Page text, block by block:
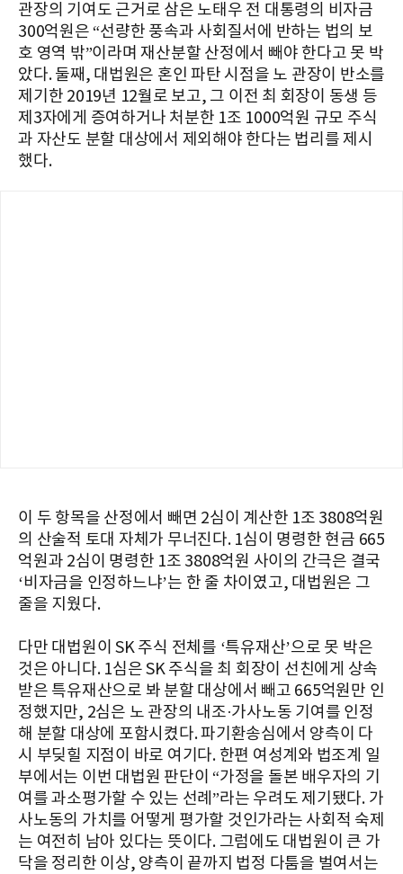
관장의 기여도 근거로 삼은 노태우 전 대통령의 비자금
300억원은 “선량한 풍속과 사회질서에 반하는 법의 보
호 영역 밖”이라며 재산분할 산정에서 빼야 한다고 못 박
았다. 둘째, 대법원은 혼인 파탄 시점을 노 관장이 반소를
제기한 2019년 12월로 보고, 그 이전 최 회장이 동생 등
제3자에게 증여하거나 처분한 1조 1000억원 규모 주식
과 자산도 분할 대상에서 제외해야 한다는 법리를 제시
했다.
이 두 항목을 산정에서 빼면 2심이 계산한 1조 3808억원
의 산술적 토대 자체가 무너진다. 1심이 명령한 현금 665
억원과 2심이 명령한 1조 3808억원 사이의 간극은 결국
‘비자금을 인정하느냐’는 한 줄 차이였고, 대법원은 그
줄을 지웠다.
다만 대법원이 SK 주식 전체를 ‘특유재산’으로 못 박은
것은 아니다. 1심은 SK 주식을 최 회장이 선친에게 상속
받은 특유재산으로 봐 분할 대상에서 빼고 665억원만 인
정했지만, 2심은 노 관장의 내조·가사노동 기여를 인정
해 분할 대상에 포함시켰다. 파기환송심에서 양측이 다
시 부딪힐 지점이 바로 여기다. 한편 여성계와 법조계 일
부에서는 이번 대법원 판단이 “가정을 돌본 배우자의 기
여를 과소평가할 수 있는 선례”라는 우려도 제기됐다. 가
사노동의 가치를 어떻게 평가할 것인가라는 사회적 숙제
는 여전히 남아 있다는 뜻이다. 그럼에도 대법원이 큰 가
닥을 정리한 이상, 양측이 끝까지 법정 다툼을 벌여서는